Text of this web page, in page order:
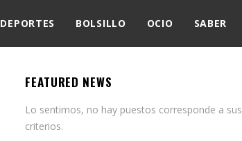
DEPORTES BOLSILLO OCIO SABER
FEATURED NEWS
Lo sentimos, no hay puestos corresponde a sus
criterios.